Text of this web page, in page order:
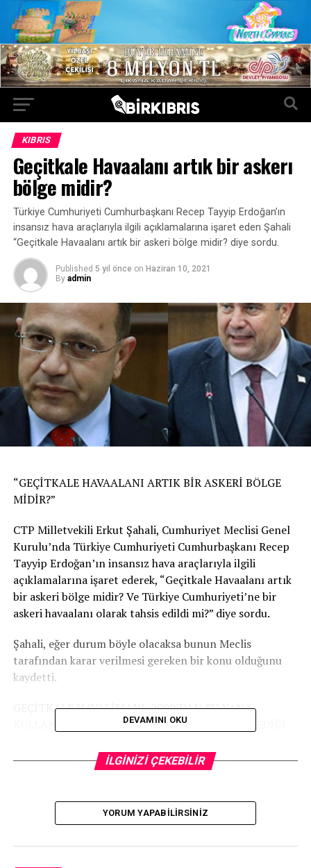
KIBRIS
Geçitkale Havaalanı artık bir askerı
bölge midir?
Türkiye Cumhuriyeti Cumhurbaşkanı Recep Tayyip Erdoğan’ın
insansız hava araçlarıyla ilgili açıklamalarına işaret eden Şahali
“Geçitkale Havaalanı artık bir askeri bölge midir? diye sordu.
Published 5 yıl önce on Haziran 10, 2021
By admin
“GEÇİTKALE HAVAALANI ARTIK BİR ASKERİ BÖLGE
MİDİR?”
CTP Milletvekili Erkut Şahali, Cumhuriyet Meclisi Genel
Kurulu’nda Türkiye Cumhuriyeti Cumhurbaşkanı Recep
Tayyip Erdoğan’ın insansız hava araçlarıyla ilgili
açıklamalarına işaret ederek, “Geçitkale Havaalanı artık
bir askeri bölge midir? Ve Türkiye Cumhuriyeti’ne bir
askeri havaalanı olarak tahsis edildi mi?” diye sordu.
Şahali, eğer durum böyle olacaksa bunun Meclis
tarafından karar verilmesi gereken bir konu olduğunu
kaydetti.
GEÇİTKALE HAVALİMANI, 2009’DAN BU YANA
KULLANILMADI. ELEKTRİK DİREKLERİ ÇEKİLMEDİĞİ
Geçitkale Havalimanının, 2009’dan bu yana hiçbir
sürece kullanılamayacağını söyleyen Başbakan Ersan
Saner, bu havalimanının dönemin hükümetinin yanlış
DEVAMINI OKU
İLGİNİZİ ÇEKEBİLİR
YORUM YAPABILIRSINIZ